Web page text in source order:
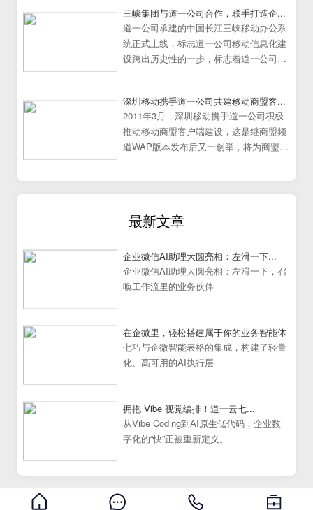
三峡集团与道一公司合作，联手打造企...
道一公司承建的中国长江三峡移动办公系
统正式上线，标志道一公司移动信息化建
设跨出历史性的一步，标志着道一公司移
深圳移动携手道一公司共建移动商盟客...
2011年3月，深圳移动携手道一公司积极
推动移动商盟客户端建设，这是继商盟频
道WAP版本发布后又一创举，将为商盟频
最新文章
企业微信AI助理大圆亮相：左滑一下...
企业微信AI助理大圆亮相：左滑一下，召
唤工作流里的业务伙伴
在企微里，轻松搭建属于你的业务智能体
七巧与企微智能表格的集成，构建了轻量
化、高可用的AI执行层
拥抱 Vibe 视觉编排！道一云七...
从Vibe Coding到AI原生低代码，企业数
字化的“快”正被重新定义。